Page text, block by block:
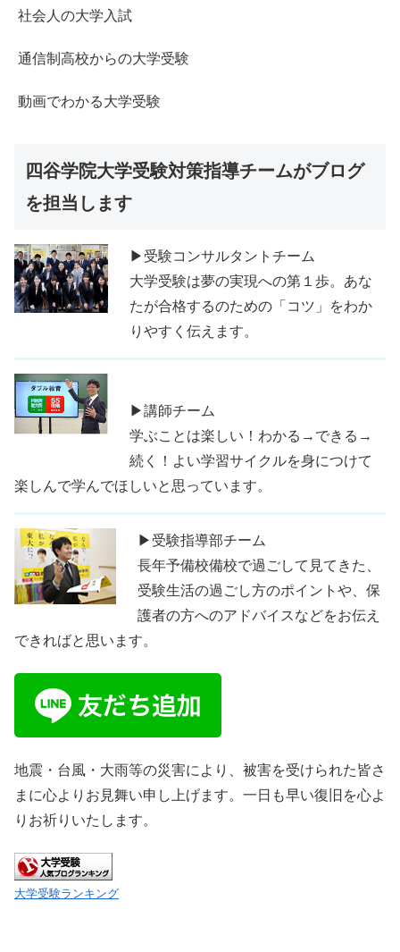
社会人の大学入試
通信制高校からの大学受験
動画でわかる大学受験
四谷学院大学受験対策指導チームがブログ
を担当します
▶受験コンサルタントチーム
大学受験は夢の実現への第１歩。あな
たが合格するのための「コツ」をわか
りやすく伝えます。
▶講師チーム
学ぶことは楽しい！わかる→できる→
続く！よい学習サイクルを身につけて
楽しんで学んでほしいと思っています。
▶受験指導部チーム
長年予備校備校で過ごして見てきた、
受験生活の過ごし方のポイントや、保
護者の方へのアドバイスなどをお伝え
できればと思います。
地震・台風・大雨等の災害により、被害を受けられた皆さ
まに心よりお見舞い申し上げます。一日も早い復旧を心よ
りお祈りいたします。
大学受験ランキング